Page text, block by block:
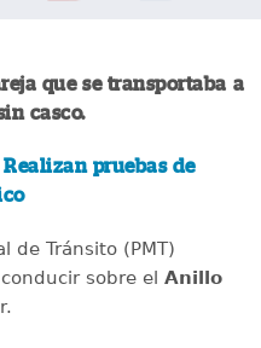
que se transportaba a
casco.
Realizan pruebas de
de Tránsito (PMT)
sobre el Anillo